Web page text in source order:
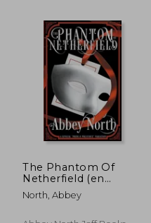
45%
dcto.
$
$ 81.735
The Phantom Of
Netherfield (en
Inglés)
North, Abbey